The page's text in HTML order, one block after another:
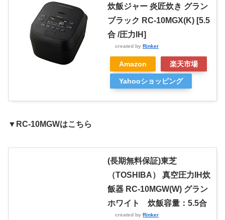
炊飯ジャー 炎匠炊き グラン
ブラック RC-10MGX(K) [5.5
合 /圧力IH]
created by Rinker
Amazon 楽天市場
Yahooショッピング
▼RC-10MGWはこちら
(長期無料保証)東芝
（TOSHIBA） 真空圧力IH炊
飯器 RC-10MGW(W) グラン
ホワイト 炊飯容量：5.5合
created by Rinker